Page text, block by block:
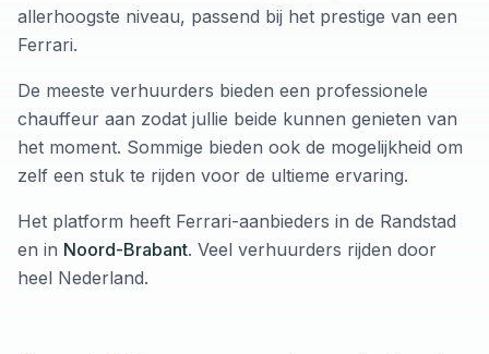
allerhoogste niveau, passend bij het prestige van een
Ferrari.
De meeste verhuurders bieden een professionele
chauffeur aan zodat jullie beide kunnen genieten van
het moment. Sommige bieden ook de mogelijkheid om
zelf een stuk te rijden voor de ultieme ervaring.
Het platform heeft Ferrari-aanbieders in de Randstad
en in Noord-Brabant. Veel verhuurders rijden door
heel Nederland.